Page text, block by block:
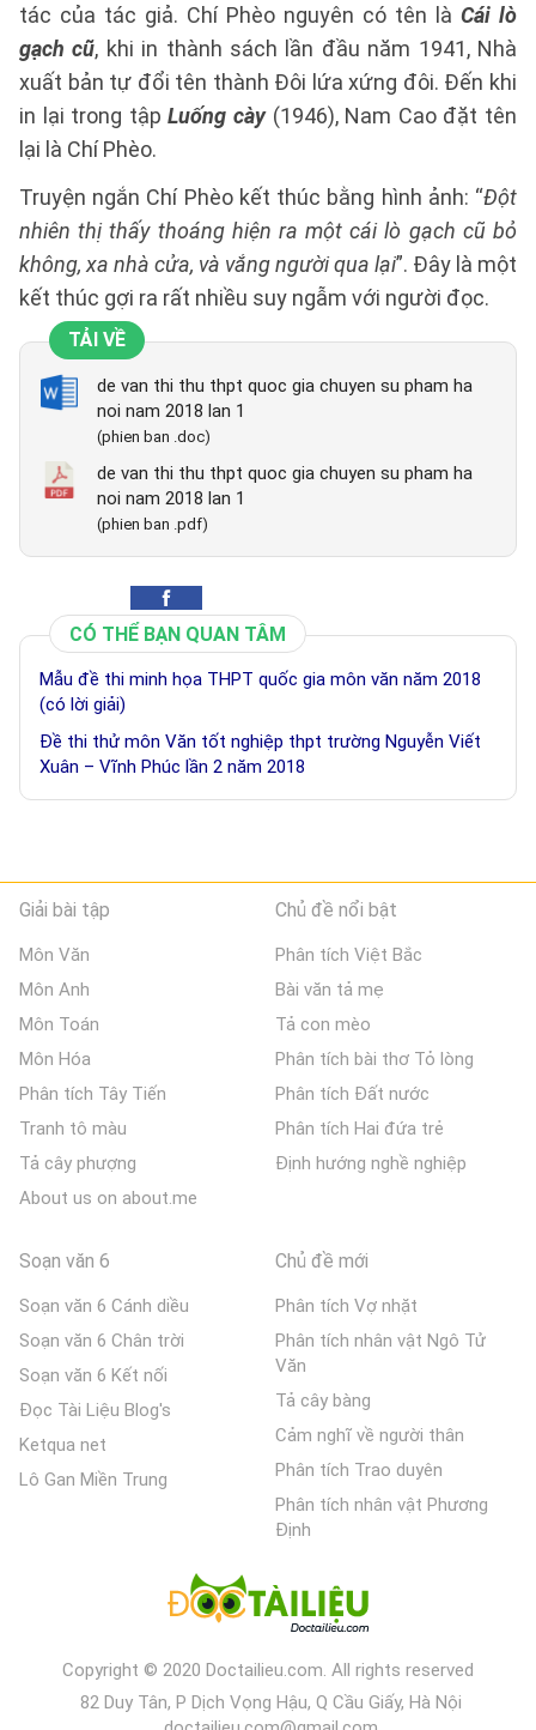
tác của tác giả. Chí Phèo nguyên có tên là Cái lò
gạch cũ, khi in thành sách lần đầu năm 1941, Nhà
xuất bản tự đổi tên thành Đôi lứa xứng đôi. Đến khi
in lại trong tậpLuống cày (1946), Nam Cao đặt tên
lại là Chí Phèo.
Truyện ngắn Chí Phèo kết thúc bằng hình ảnh: “Đột
nhiên thị thấy thoáng hiện ra một cái lò gạch cũ bỏ
không, xa nhà cửa, và vắng người qua lại”. Đây là một
kết thúc gợi ra rất nhiều suy ngẫm với người đọc.
TẢI VỀ
de van thi thu thpt quoc gia chuyen su pham ha
noi nam 2018 lan 1
(phien ban .doc)
de van thi thu thpt quoc gia chuyen su pham ha
noi nam 2018 lan 1
(phien ban .pdf)
CÓ THỂ BẠN QUAN TÂM
Mẫu đề thi minh họa THPT quốc gia môn văn năm 2018
(có lời giải)
Đề thi thử môn Văn tốt nghiệp thpt trường Nguyễn Viết
Xuân – Vĩnh Phúc lần 2 năm 2018
Giải bài tập
Môn Văn
Môn Anh
Môn Toán
Môn Hóa
Phân tích Tây Tiến
Tranh tô màu
Tả cây phượng
About us on about.me
Chủ đề nổi bật
Phân tích Việt Bắc
Bài văn tả mẹ
Tả con mèo
Phân tích bài thơ Tỏ lòng
Phân tích Đất nước
Phân tích Hai đứa trẻ
Định hướng nghề nghiệp
Soạn văn 6
Soạn văn 6 Cánh diều
Soạn văn 6 Chân trời
Soạn văn 6 Kết nối
Đọc Tài Liệu Blog's
Ketqua net
Lô Gan Miền Trung
Chủ đề mới
Phân tích Vợ nhặt
Phân tích nhân vật Ngô Tử
Văn
Tả cây bàng
Cảm nghĩ về người thân
Phân tích Trao duyên
Phân tích nhân vật Phương
Định
Copyright © 2020 Doctailieu.com. All rights reserved
82 Duy Tân, P Dịch Vọng Hậu, Q Cầu Giấy, Hà Nội